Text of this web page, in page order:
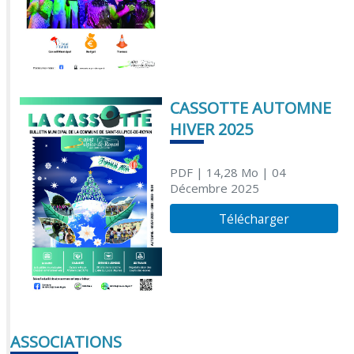
CASSOTTE AUTOMNE
HIVER 2025
PDF| 14,28 Mo | 04
Décembre 2025
Télécharger
ASSOCIATIONS